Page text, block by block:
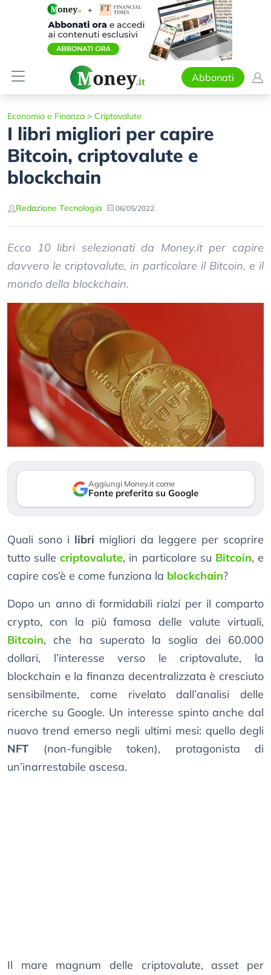
Abbonati
Economia e Finanza > Criptovalute
I libri migliori per capire
Bitcoin, criptovalute e
blockchain
Redazione Tecnologia 06/05/2022
Ecco 10 libri selezionati da Money.it per capire
davvero le criptovalute, in particolare il Bitcoin, e il
mondo della blockchain.
Aggiungi Money.it come
Fonte preferita su Google
Quali sono i libri migliori da leggere per scoprire
tutto sullecriptovalute, in particolare su Bitcoin, e
capire cos’è e come funziona la blockchain?
Dopo un anno di formidabili rialzi per il comparto
crypto, con la più famosa delle valute virtuali,
Bitcoin, che ha superato la soglia dei 60.000
dollari, l’interesse verso le criptovalute, la
blockchain e la finanza decentralizzata è cresciuto
sensibilmente, come rivelato dall’analisi delle
ricerche su Google. Un interesse spinto anche dal
nuovo trend emerso negli ultimi mesi: quello degli
NFT (non-fungible token), protagonista di
un’inarrestabile ascesa.
Il mare magnum delle criptovalute, asset per